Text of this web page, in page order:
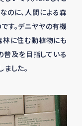
のに、人間による森
す。デニヤヤの有機
林に住む動植物にも
及を目指している
した。